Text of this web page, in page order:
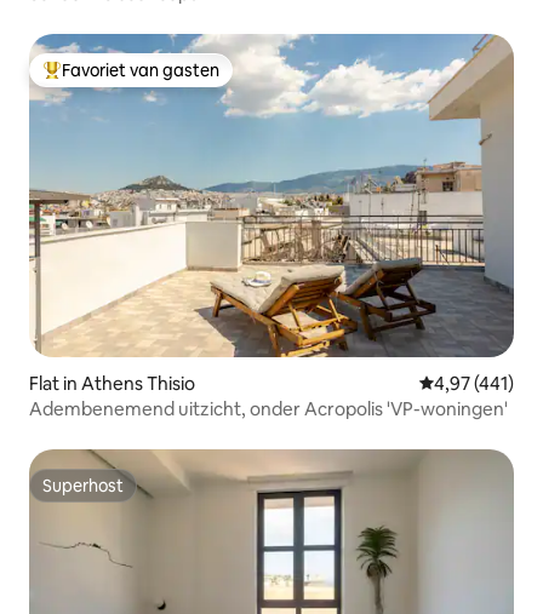
Topfavoriet van gasten
Favoriet van gasten
Flat in Athens Thisio Gemiddelde
4,97 (441)
Adembenemend uitzicht, onder Acropolis 'VP-woningen'
Superhost
Superhost